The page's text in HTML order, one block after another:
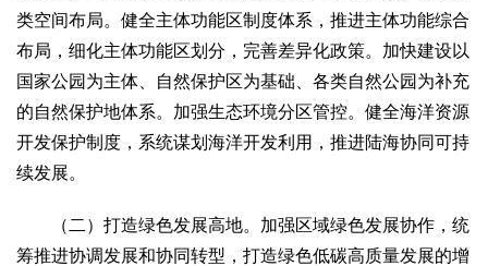
类空间布局。健全主体功能区制度体系，推进主体功能综合
布局，细化主体功能区划分，完善差异化政策。加快建设以
国家公园为主体、自然保护区为基础、各类自然公园为补充
的自然保护地体系。加强生态环境分区管控。健全海洋资源
开发保护制度，系统谋划海洋开发利用，推进陆海协同可持
续发展。
（二）打造绿色发展高地。加强区域绿色发展协作，统
筹推进协调发展和协同转型，打造绿色低碳高质量发展的增